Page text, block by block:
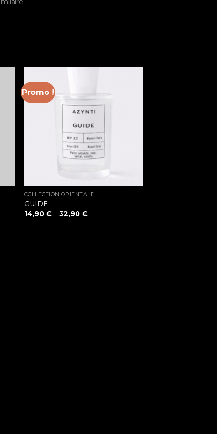
Promo !
COLLECTION ORIENTALE
GUIDE
14,90 €–32,90 €